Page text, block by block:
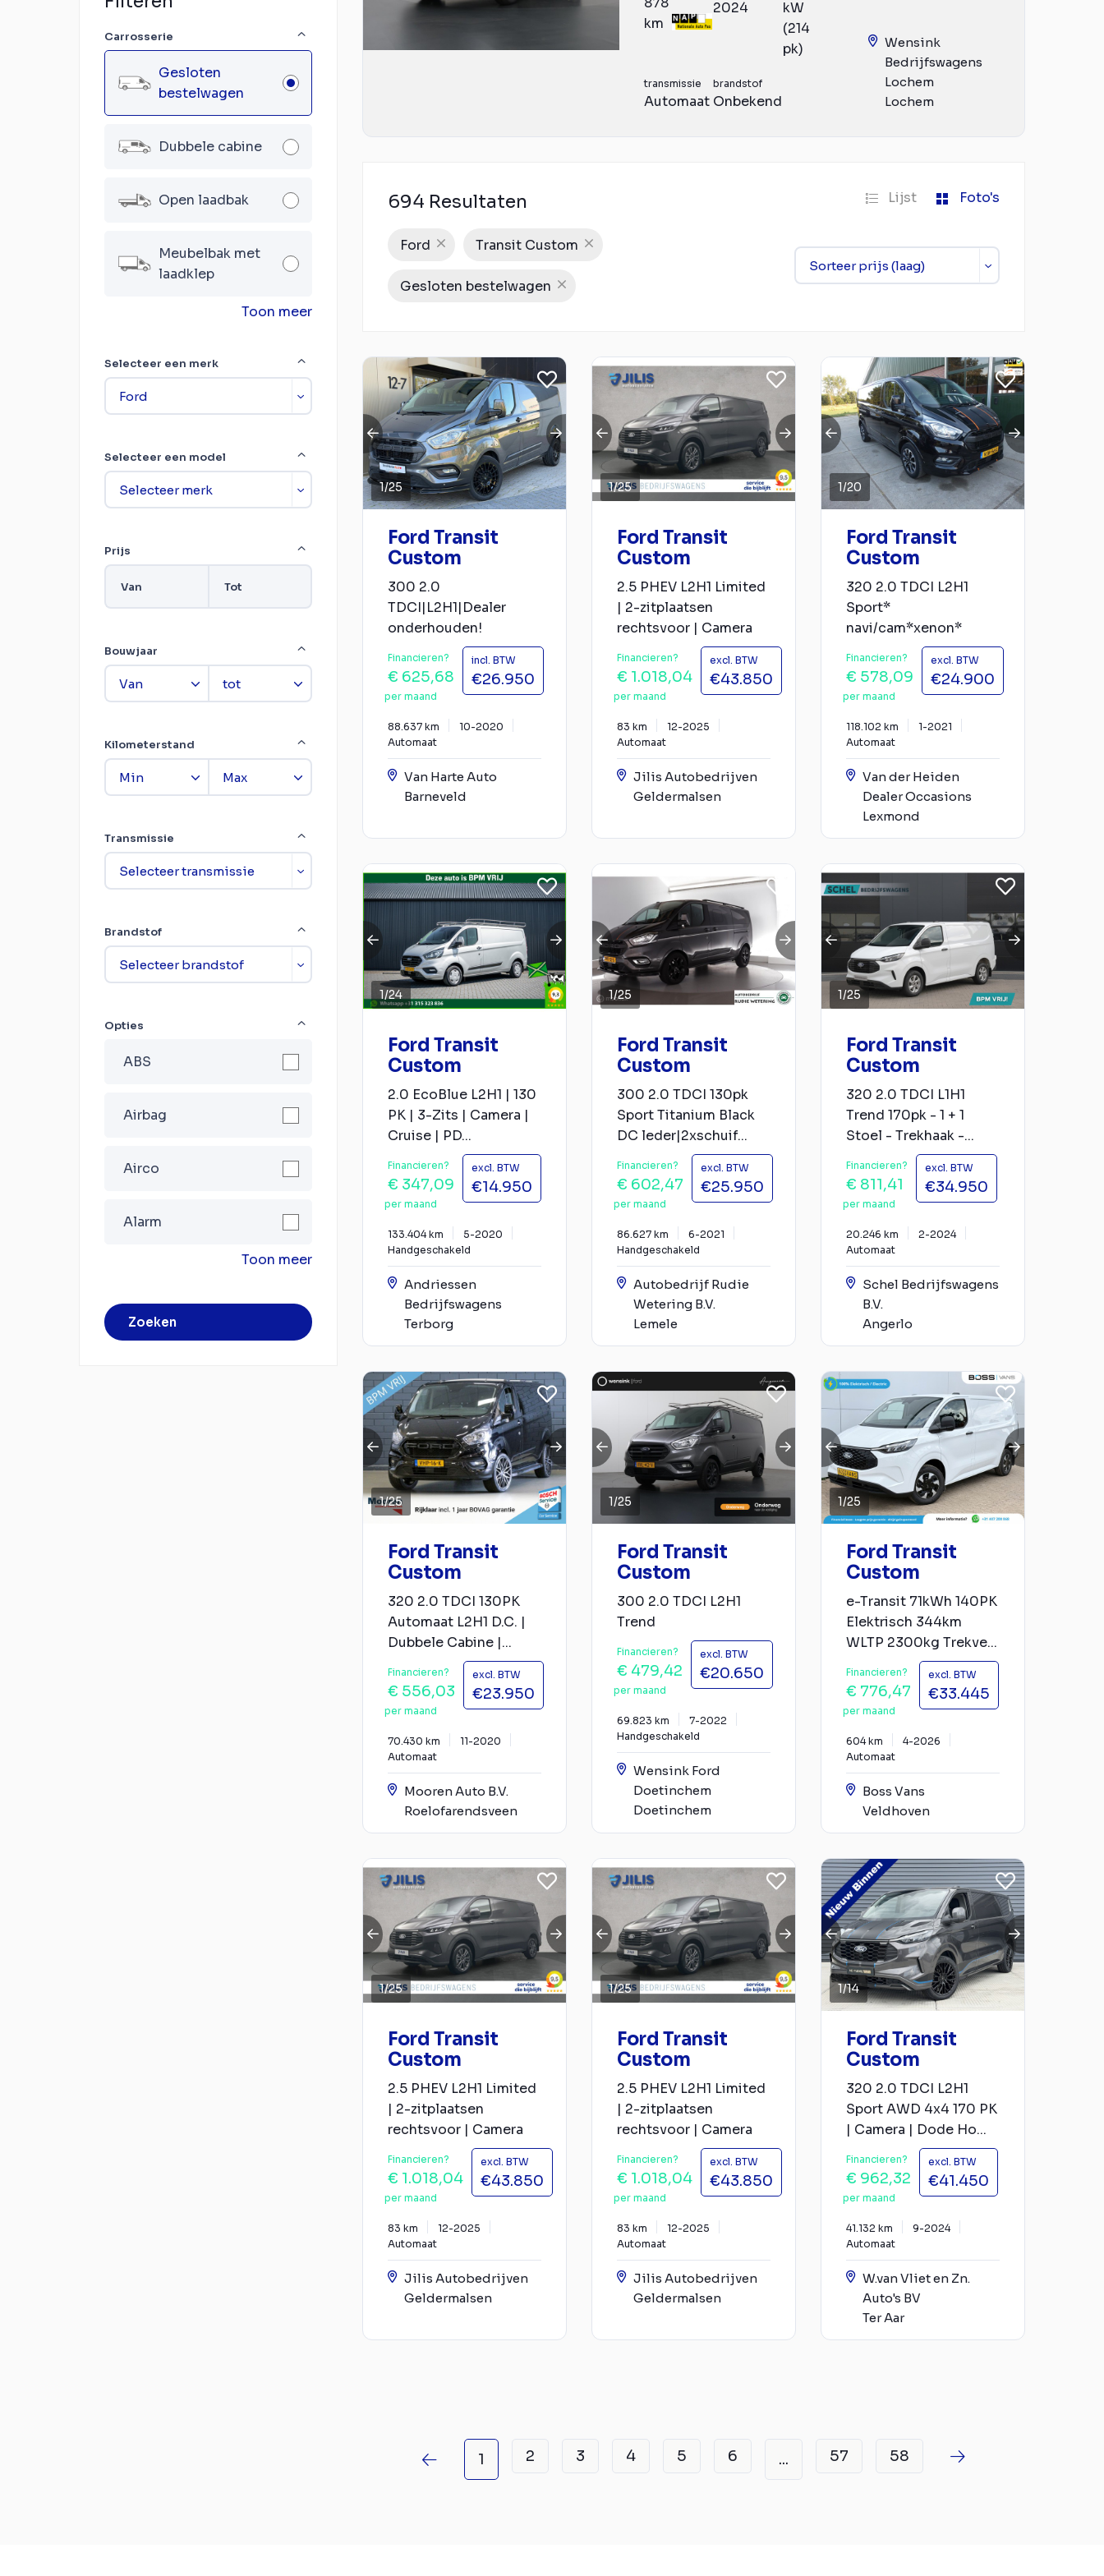
Carrosserie
Gesloten
bestelwagen
Dubbele cabine
Open laadbak
Meubelbak met
laadklep
Toon meer
Selecteer een merk
Selecteer een model
Prijs
Van Tot
Bouwjaar
Kilometerstand
Transmissie
Brandstof
Opties
ABS
Airbag
Airco
Alarm
Toon meer
Zoeken
km
2024
kW
(214
pk)
transmissie
Automaat
brandstof
Onbekend
Wensink
Bedrijfswagens
Lochem
Lochem
694 Resultaten Lijst Foto's
Ford Transit Custom
Gesloten bestelwagen
1/25
Ford Transit
Custom
300 2.0
TDCI|L2H1|Dealer
onderhouden!
Financieren?
€ 625,68
per maand
incl. BTW
€26.950
88.637 km
10-2020
Automaat
Van Harte Auto
Barneveld
1/25
Ford Transit
Custom
2.5 PHEV L2H1 Limited
| 2-zitplaatsen
rechtsvoor | Camera
Financieren?
€ 1.018,04
per maand
excl. BTW
€43.850
83 km
12-2025
Automaat
Jilis Autobedrijven
Geldermalsen
1/20
Ford Transit
Custom
320 2.0 TDCI L2H1
Sport*
navi/cam*xenon*
Financieren?
€ 578,09
per maand
excl. BTW
€24.900
118.102 km
1-2021
Automaat
Van der Heiden
Dealer Occasions
Lexmond
1/24
Ford Transit
Custom
2.0 EcoBlue L2H1 | 130
PK | 3-Zits | Camera |
Cruise | PD...
Financieren?
€ 347,09
per maand
excl. BTW
€14.950
133.404 km
5-2020
Handgeschakeld
Andriessen
Bedrijfswagens
Terborg
1/25
Ford Transit
Custom
300 2.0 TDCI 130pk
Sport Titanium Black
DC leder|2xschuif...
Financieren?
€ 602,47
per maand
excl. BTW
€25.950
86.627 km
6-2021
Handgeschakeld
Autobedrijf Rudie
Wetering B.V.
Lemele
1/25
Ford Transit
Custom
320 2.0 TDCI L1H1
Trend 170pk - 1 + 1
Stoel - Trekhaak -...
Financieren?
€ 811,41
per maand
excl. BTW
€34.950
20.246 km
2-2024
Automaat
Schel Bedrijfswagens
B.V.
Angerlo
1/25
Ford Transit
Custom
320 2.0 TDCI 130PK
Automaat L2H1 D.C. |
Dubbele Cabine |...
Financieren?
€ 556,03
per maand
excl. BTW
€23.950
70.430 km
11-2020
Automaat
Mooren Auto B.V.
Roelofarendsveen
1/25
Ford Transit
Custom
300 2.0 TDCI L2H1
Trend
Financieren?
€ 479,42
per maand
excl. BTW
€20.650
69.823 km
7-2022
Handgeschakeld
Wensink Ford
Doetinchem
Doetinchem
1/25
Ford Transit
Custom
e-Transit 71kWh 140PK
Elektrisch 344km
WLTP 2300kg Trekve...
Financieren?
€ 776,47
per maand
excl. BTW
€33.445
604 km
4-2026
Automaat
Boss Vans
Veldhoven
1/25
Ford Transit
Custom
2.5 PHEV L2H1 Limited
| 2-zitplaatsen
rechtsvoor | Camera
Financieren?
€ 1.018,04
per maand
excl. BTW
€43.850
83 km
12-2025
Automaat
Jilis Autobedrijven
Geldermalsen
1/25
Ford Transit
Custom
2.5 PHEV L2H1 Limited
| 2-zitplaatsen
rechtsvoor | Camera
Financieren?
€ 1.018,04
per maand
excl. BTW
€43.850
83 km
12-2025
Automaat
Jilis Autobedrijven
Geldermalsen
1/14
Ford Transit
Custom
320 2.0 TDCI L2H1
Sport AWD 4x4 170 PK
| Camera | Dode Ho...
Financieren?
€ 962,32
per maand
excl. BTW
€41.450
41.132 km
9-2024
Automaat
W.van Vliet en Zn.
Auto's BV
Ter Aar
1 2 3 4 5 6 ... 57 58